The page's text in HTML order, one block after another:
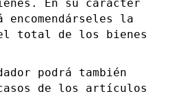
En su carácter
la
total de los bienes
podrá también
de los artículos